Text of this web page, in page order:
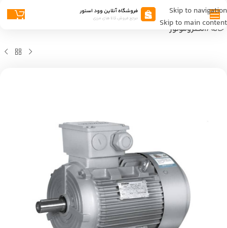
Skip to navigation
Skip to main content
خانه الکتروموتور